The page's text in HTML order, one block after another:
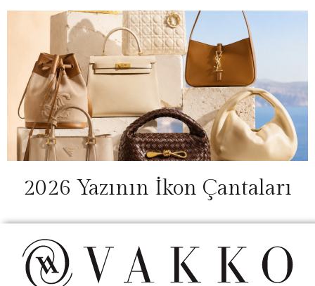
2026 Yazının İkon Çantaları